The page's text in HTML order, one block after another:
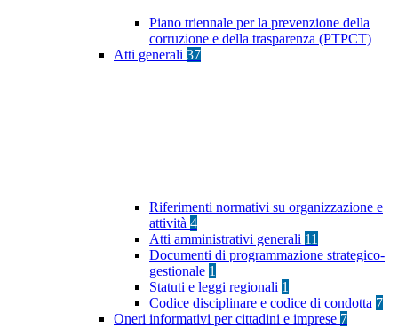
Piano triennale per la prevenzione della
corruzione e della trasparenza (PTPCT)
Atti generali 37
Riferimenti normativi su organizzazione e
attività 4
Atti amministrativi generali 11
Documenti di programmazione strategico-
gestionale 1
Statuti e leggi regionali 1
Codice disciplinare e codice di condotta 7
Oneri informativi per cittadini e imprese 7